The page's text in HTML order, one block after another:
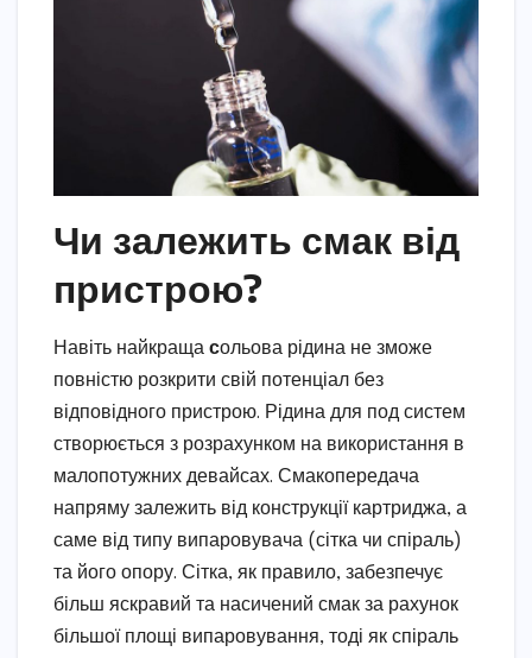
Чи залежить смак від
пристрою?
Навіть найкраща сольова рідина не зможе
повністю розкрити свій потенціал без
відповідного пристрою. Рідина для под систем
створюється з розрахунком на використання в
малопотужних девайсах. Смакопередача
напряму залежить від конструкції картриджа, а
саме від типу випаровувача (сітка чи спіраль)
та його опору. Сітка, як правило, забезпечує
більш яскравий та насичений смак за рахунок
більшої площі випаровування, тоді як спіраль